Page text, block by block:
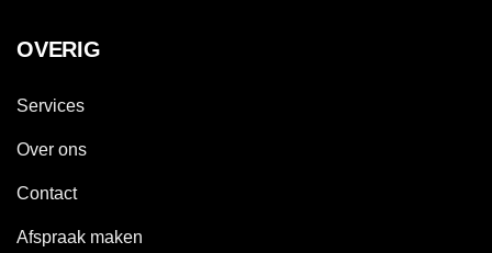
OVERIG
Services
Over ons
Contact
Afspraak maken